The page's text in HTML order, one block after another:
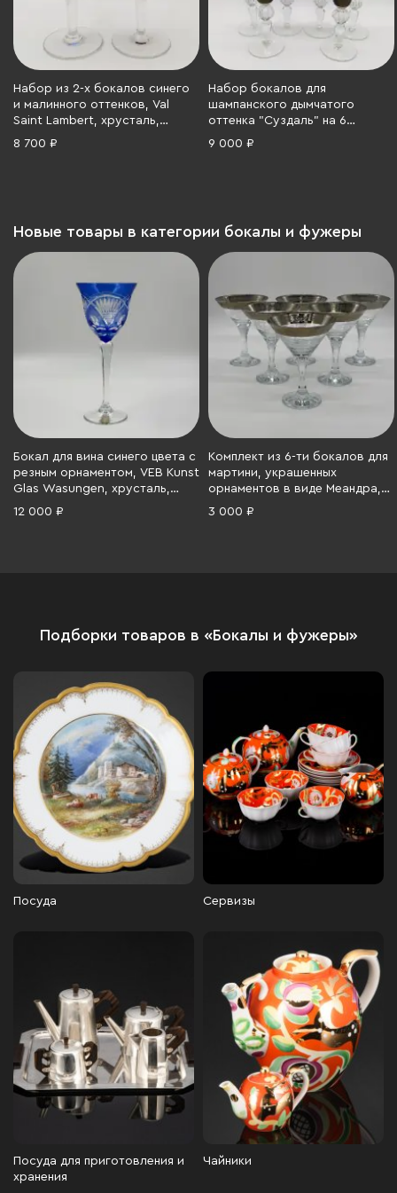
Набор из 2-х бокалов синего
и малинного оттенков, Val
Saint Lambert, хрусталь,
Бельгия, 1950-1970 гг.
8 700 ₽
Набор бокалов для
шампанского дымчатого
оттенка "Суздаль" на 6
персоны, автор В. С. Муратов,
9 000 ₽
Новые товары в категории бокалы и фужеры
Бокал для вина синего цвета с
резным орнаментом, VEB Kunst
Glas Wasungen, хрусталь,
резьба, Германия, 1970-1990 гг.
12 000 ₽
Комплект из 6-ти бокалов для
мартини, украшенных
орнаментов в виде Меандра,
Стеклозавод «Неман», стекло,
3 000 ₽
Подборки товаров в «Бокалы и фужеры»
Посуда Сервизы
Посуда для приготовления и
хранения
Чайники